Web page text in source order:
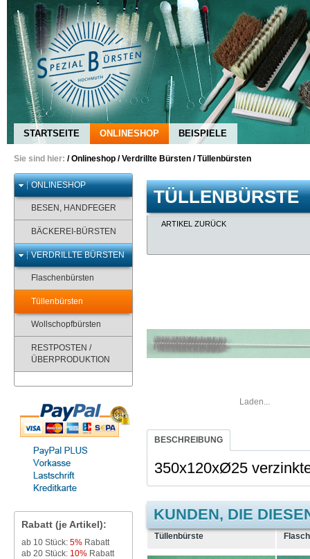
STARTSEITE ONLINESHOP BEISPIELE
Sie sind hier: /Onlineshop /Verdrillte Bürsten /Tüllenbürsten
ONLINESHOP
BESEN, HANDFEGER
BÄCKEREI-BÜRSTEN
VERDRILLTE BÜRSTEN
Flaschenbürsten
Tüllenbürsten
Wollschopfbürsten
RESTPOSTEN /
ÜBERPRODUKTION
Rabatt (je Artikel):
ab 10 Stück: 5% Rabatt
ab 20 Stück: 10% Rabatt
TÜLLENBÜRSTE
ARTIKEL ZURÜCK
Laden...
BESCHREIBUNG
350x120xØ25
KUNDEN, DIE
Tüllenbürste